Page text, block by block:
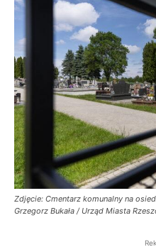
Zdjęcie: Cmentarz komunalny na
Grzegorz Bukała / Urząd Miasta